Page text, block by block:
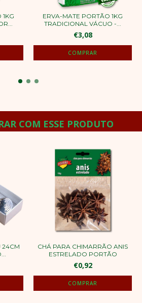
ERVA-MATE PORTÃO 1KG
TRADICIONAL VÁCUO -...
€3,08
COM ESSE PRODUTO
24CM
CHÁ PARA CHIMARRÃO ANIS
ESTRELADO PORTÃO
€0,92